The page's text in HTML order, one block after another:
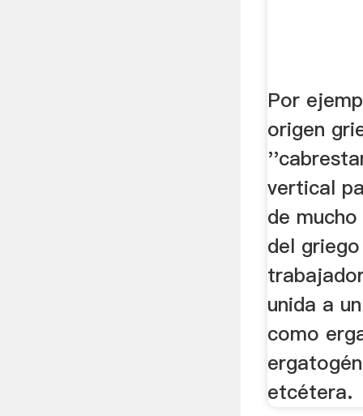
Por
origen
vertical
de
del
unida a
como
etcétera.